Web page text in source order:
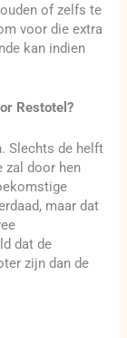
of zelfs te
voor die extra
kan indien
Restotel?
Slechts de helft
zal door hen
maar dat
dat de
zijn dan de